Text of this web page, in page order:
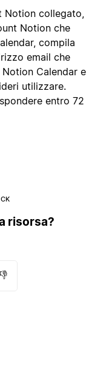
Notion collegato,
Notion che
compila
email che
Calendar e
utilizzare.
entro 72
risorsa?